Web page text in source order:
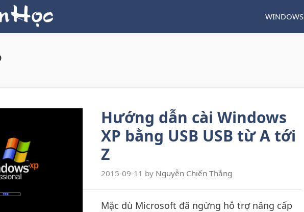
WINDOWS
Hướng dẫn cài Windows
XP bằng USB USB từ A tới
Z
2015-09-11 by Nguyễn Chiến Thắng
Mặc dù Microsoft đã ngừng hỗ trợ nâng cấp